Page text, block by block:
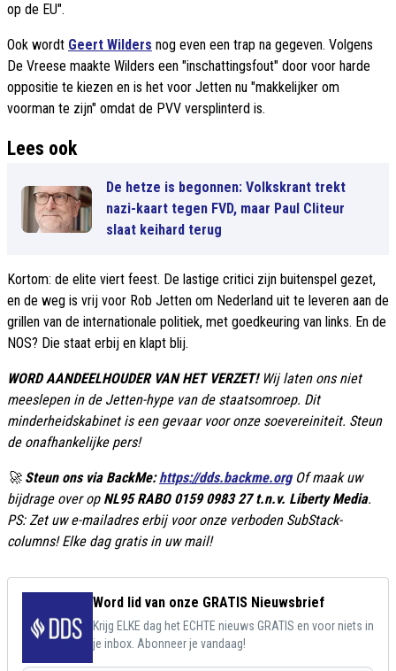
op de EU".
Ook wordt Geert Wilders nog even een trap na gegeven. Volgens
De Vreese maakte Wilders een "inschattingsfout" door voor harde
oppositie te kiezen en is het voor Jetten nu "makkelijker om
voorman te zijn" omdat de PVV versplinterd is.
Lees ook
De hetze is begonnen: Volkskrant trekt
nazi-kaart tegen FVD, maar Paul Cliteur
slaat keihard terug
Kortom: de elite viert feest. De lastige critici zijn buitenspel gezet,
en de weg is vrij voor Rob Jetten om Nederland uit te leveren aan de
grillen van de internationale politiek, met goedkeuring van links. En de
NOS? Die staat erbij en klapt blij.
WORD AANDEELHOUDER VAN HET VERZET!Wij laten ons niet
meeslepen in de Jetten-hype van de staatsomroep. Dit
minderheidskabinet is een gevaar voor onze soevereiniteit. Steun
de onafhankelijke pers!
🚀 Steun ons via BackMe: https://dds.backme.orgOf maak uw
bijdrage over op NL95 RABO 0159 0983 27 t.n.v. Liberty Media.
PS: Zet uw e-mailadres erbij voor onze verboden SubStack-
columns! Elke dag gratis in uw mail!
Word lid van onze GRATIS Nieuwsbrief
Krijg ELKE dag het ECHTE nieuws GRATIS en voor niets in
je inbox. Abonneer je vandaag!